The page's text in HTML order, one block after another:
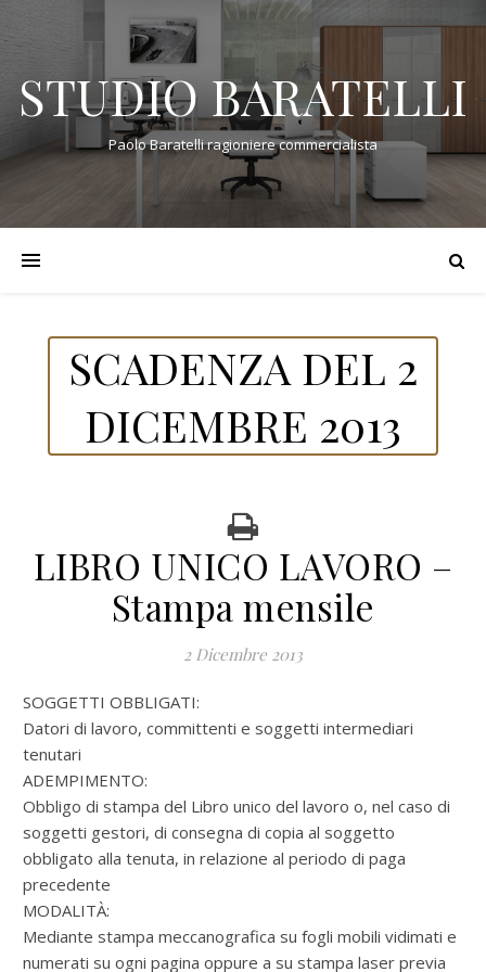
STUDIO BARATELLI
Paolo Baratelli ragioniere commercialista
SCADENZA DEL 2
DICEMBRE 2013
LIBRO UNICO LAVORO –
Stampa mensile
2 Dicembre 2013
SOGGETTI OBBLIGATI:
Datori di lavoro, committenti e soggetti intermediari
tenutari
ADEMPIMENTO:
Obbligo di stampa del Libro unico del lavoro o, nel caso di
soggetti gestori, di consegna di copia al soggetto
obbligato alla tenuta, in relazione al periodo di paga
precedente
MODALITÀ:
Mediante stampa meccanografica su fogli mobili vidimati e
numerati su ogni pagina oppure a su stampa laser previa